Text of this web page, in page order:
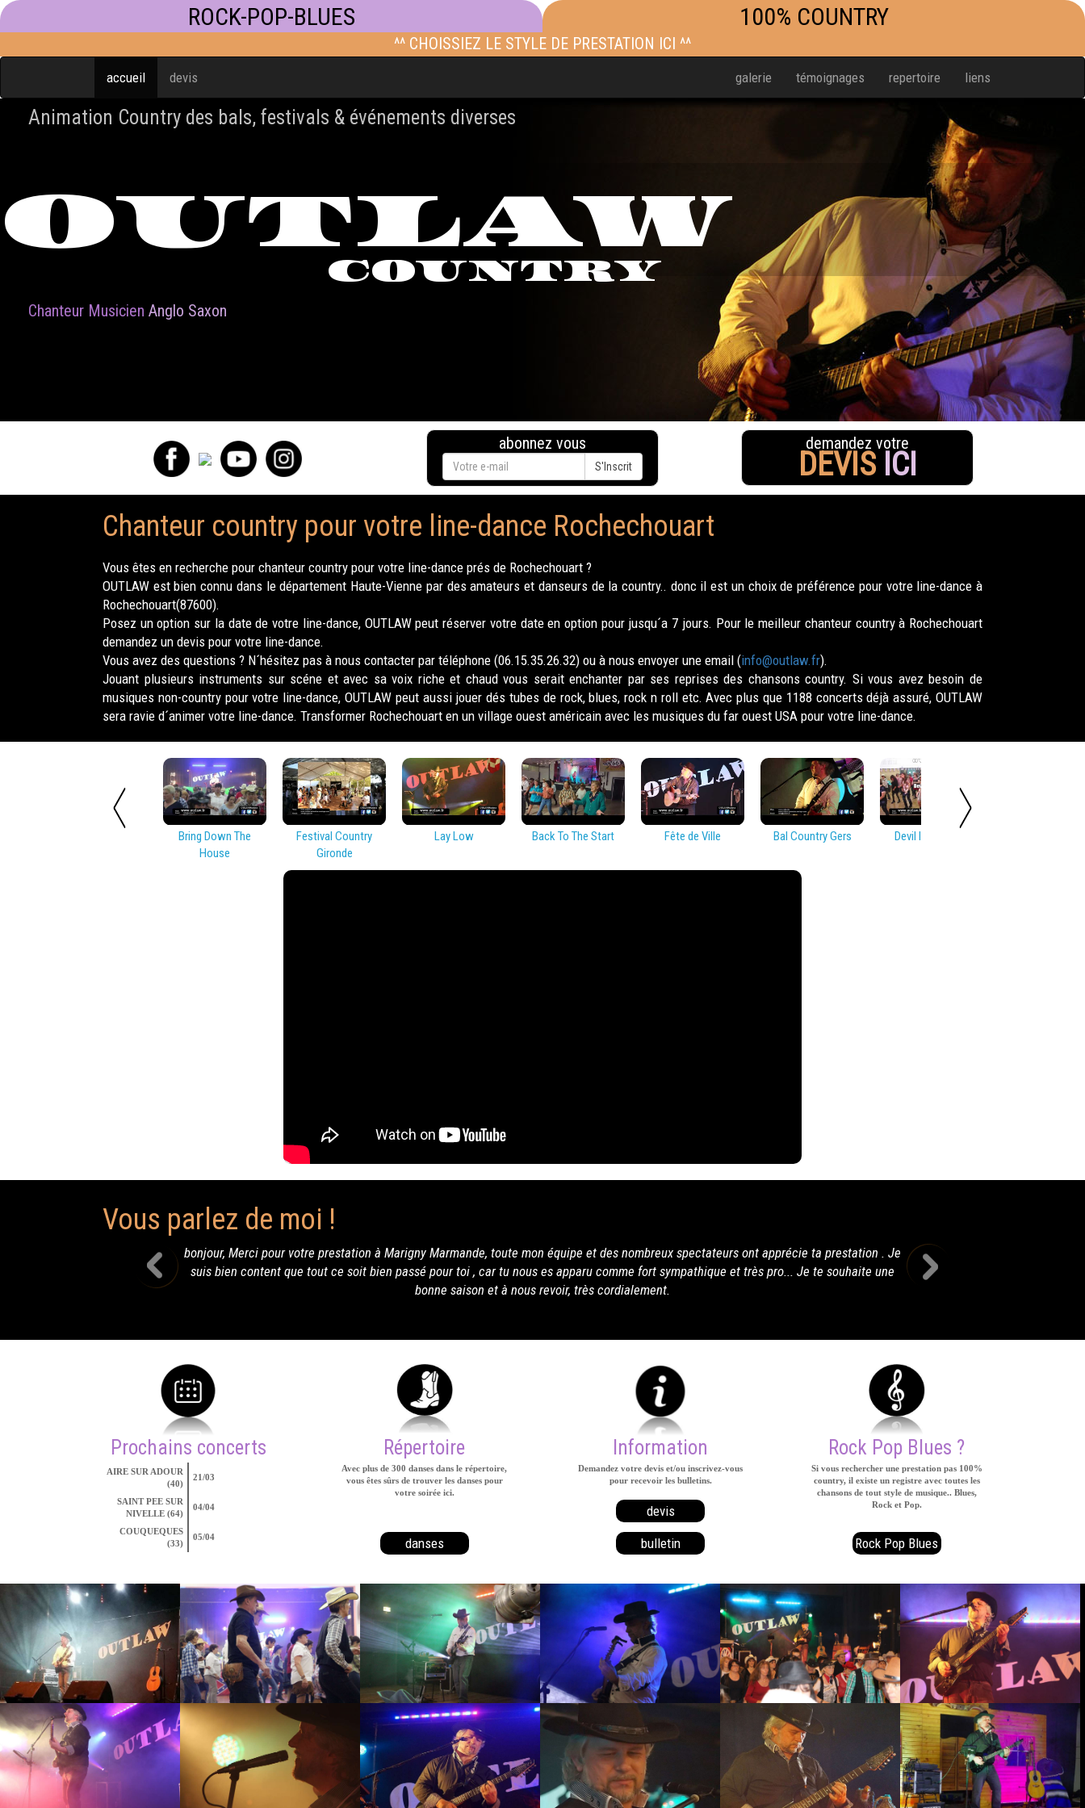
ROCK-POP-BLUES 100% COUNTRY
^^ CHOISSIEZ LE STYLE DE PRESTATION ICI ^^
accueil devis galerie témoignages repertoire liens
Animation Country des bals, festivals & événements diverses
OUTLAW
COUNTRY
Chanteur Musicien Anglo Saxon
abonnez vous
S'Inscrit
demandez votre
DEVIS ICI
Chanteur country pour votre line-dance Rochechouart
Vous êtes en recherche pour chanteur country pour votre line-dance prés de Rochechouart ?
OUTLAW est bien connu dans le département Haute-Vienne par des amateurs et danseurs de la country.. donc il est un choix de préférence pour votre line-dance à
Rochechouart(87600).
Posez un option sur la date de votre line-dance, OUTLAW peut réserver votre date en option pour jusqu´a 7 jours. Pour le meilleur chanteur country à Rochechouart
demandez un devis pour votre line-dance.
Vous avez des questions ? N´hésitez pas à nous contacter par téléphone (06.15.35.26.32) ou à nous envoyer une email (info@outlaw.fr).
Jouant plusieurs instruments sur scéne et avec sa voix riche et chaud vous serait enchanter par ses reprises des chansons country. Si vous avez besoin de
musiques non-country pour votre line-dance, OUTLAW peut aussi jouer dés tubes de rock, blues, rock n roll etc. Avec plus que 1188 concerts déjà assuré, OUTLAW
sera ravie d´animer votre line-dance. Transformer Rochechouart en un village ouest américain avec les musiques du far ouest USA pour votre line-dance.
Bring Down The
House
Festival Country
Gironde
Lay Low Back To The Start Fête de Ville Bal Country Gers Devil In Disguise
Vous parlez de moi !
votre prestation à Marigny Marmande, toute mon équipe et des nombreux spectateurs ont apprécie ta prestation . Je
que tout ce soit bien passé pour toi , car tu nous es apparu comme fort sympathique et très pro... Je te souhaite une
bonne saison et à nous revoir, très cordialement.
Outlaw, c'est la country qui arrive en France. L'Ouest
écouter, avec un personnage très attachant avec son
Prochains concerts
AIRE SUR ADOUR
(40)
21/03
SAINT PEE SUR
NIVELLE (64)
04/04
COUQUEQUES
(33)
05/04
Répertoire
Avec plus de 300 danses dans le répertoire,
vous êtes sûrs de trouver les danses pour
votre soirée ici.
danses
Information
Demandez votre devis et/ou inscrivez-vous
pour recevoir les bulletins.
devis
bulletin
Rock Pop Blues ?
Si vous rechercher une prestation pas 100%
country, il existe un registre avec toutes les
chansons de tout style de musique.. Blues,
Rock et Pop.
Rock Pop Blues